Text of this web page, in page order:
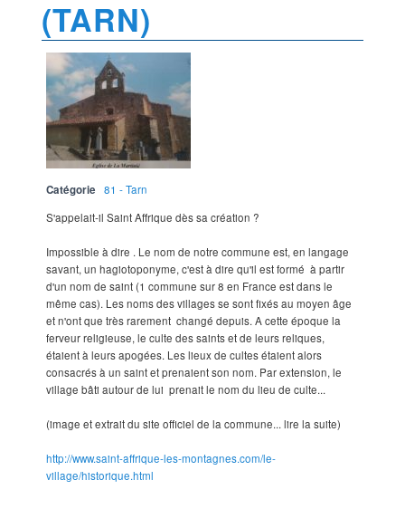
(TARN)
Catégorie
81 - Tarn
S'appelait-il Saint Affrique dès sa création ?
Impossible à dire . Le nom de notre commune est, en langage
savant, un hagiotoponyme, c'est à dire qu'il est formé à partir
d'un nom de saint (1 commune sur 8 en France est dans le
même cas). Les noms des villages se sont fixés au moyen âge
et n'ont que très rarement changé depuis. A cette époque la
ferveur religieuse, le culte des saints et de leurs reliques,
étaient à leurs apogées. Les lieux de cultes étaient alors
consacrés à un saint et prenaient son nom. Par extension, le
village bâti autour de lui prenait le nom du lieu de culte...
(image et extrait du site officiel de la commune... lire la suite)
http://www.saint-affrique-les-montagnes.com/le-
village/historique.html